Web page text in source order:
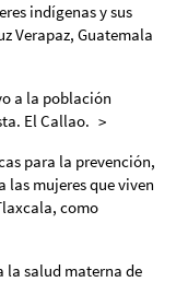
indígenas y sus
Verapaz, Guatemala
a la población
El Callao.
para la prevención,
mujeres que viven
como
la salud materna de